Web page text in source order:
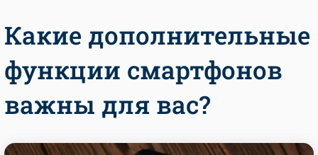
Какие дополнительные
функции смартфонов
важны для вас?